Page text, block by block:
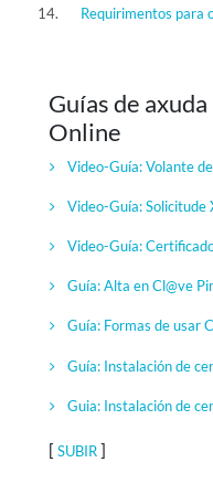
Requirimentos para
Guías de
Online
Video-Guía: Volante
Video-Guía:Solicitude
Video-Guía:
Guía: Alta en Cl@ve
Guía: Formas de usar
Guía: Instalación de
Guia: Instalación de
[ SUBIR]